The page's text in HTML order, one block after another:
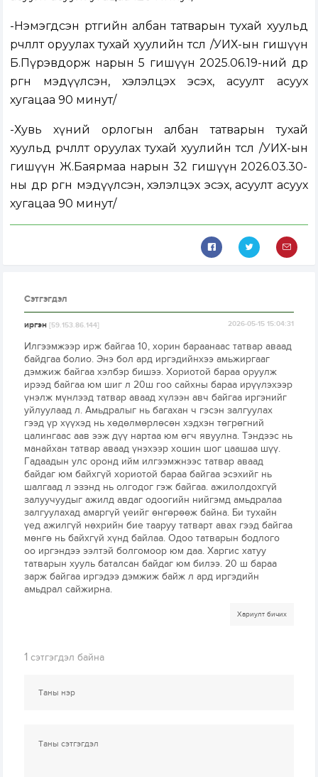
- Нэмэгдсэн өртгийн албан татварын тухай хуульд
өөрчлөлт оруулах тухай хуулийн төсөл /УИХ-ын гишүүн
Б.Пүрэвдорж нарын 5 гишүүн 2025.06.19-ний өдөр
өргөн мэдүүлсэн, хэлэлцэх эсэх, асуулт асуух
хугацаа 90 минут/
-Хувь хүний орлогын албан татварын тухай
хуульд өөрчлөлт оруулах тухай хуулийн төсөл /УИХ-ын
гишүүн Ж.Баярмаа нарын 32 гишүүн 2026.03.30-
ны өдөр өргөн мэдүүлсэн, хэлэлцэх эсэх, асуулт асуух
хугацаа 90 минут/
Сэтгэгдэл
иргэн[59.153.86.144] 2026-05-15 15:04:31
Илгээмжээр ирж байгаа 10, хорин бараанаас татвар аваад
байдгаа болио. Энэ бол ард иргэдийнхээ амьжиргааг
дэмжиж байгаа хэлбэр бишээ. Хориотой бараа оруулж
ирээд байгаа юм шиг л 20ш гоо сайхны бараа ирүүлэхээр
үнэлж мүнлээд татвар аваад хүлээн авч байгаа иргэнийг
уйлуулаад л. Амьдралыг нь багахан ч гэсэн залгуулах
гээд үр хүүхэд нь хөдөлмөрлөсөн хэдхэн төгрөгний
цалингаас аав ээж дүү нартаа юм өгч явуулна. Тэндээс нь
манайхан татвар аваад үнэхээр хошин шог цаашаа шүү.
Гадаадын улс оронд ийм илгээмжнээс татвар аваад
байдаг юм байхгүй хориотой бараа байгаа эсэхийг нь
шалгаад л эзэнд нь олгодог гэж байгаа. ажилолдохгүй
залуучуудыг ажилд авдаг одоогийн нийгэмд амьдралаа
залгуулахад амаргүй үеийг өнгөрөөж байна. Би тухайн
үед ажилгүй нөхрийн бие тааруу татварт авах гээд байгаа
мөнгө нь байхгүй хүнд байлаа. Одоо татварын бодлого
оо иргэндээ ээлтэй болгомоор юм даа. Харгис хатуу
татварын хууль баталсан байдаг юм билээ. 20 ш бараа
зарж байгаа иргэдээ дэмжиж байж л ард иргэдийн
амьдрал сайжирна.
Хариулт бичих
1 сэтгэгдэл байна